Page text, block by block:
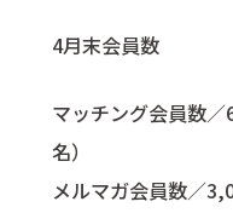
4月末会員数
マッチング会員数
名）
メルマガ会員数／